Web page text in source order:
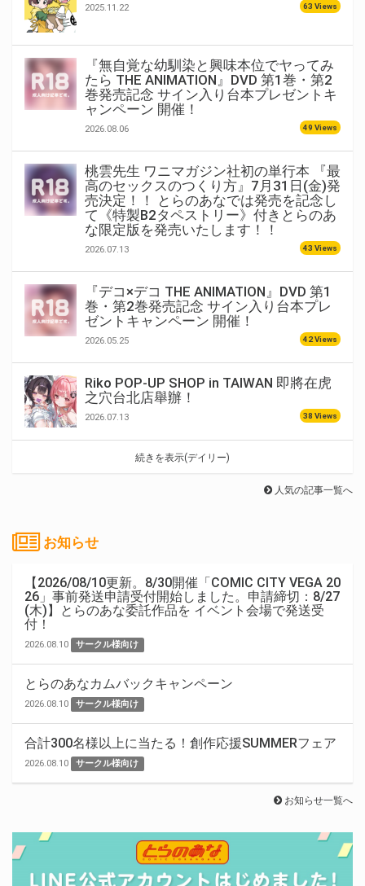
2025.11.22 63 Views
『無自覚な幼馴染と興味本位でヤってみ
たら THE ANIMATION』DVD 第1巻・第2
巻発売記念 サイン入り台本プレゼントキ
ャンペーン 開催！
2026.08.06 49 Views
桃雲先生 ワニマガジン社初の単行本 『最
高のセックスのつくり方』7月31日(金)発
売決定！！ とらのあなでは発売を記念し
て《特製B2タペストリー》付きとらのあ
な限定版を発売いたします！！
2026.07.13 43 Views
『デコ×デコ THE ANIMATION』DVD 第1
巻・第2巻発売記念 サイン入り台本プレ
ゼントキャンペーン 開催！
2026.05.25 42 Views
Riko POP-UP SHOP in TAIWAN 即將在虎
之穴台北店舉辦！
2026.07.13 38 Views
続きを表示(デイリー)
人気の記事一覧へ
お知らせ
【2026/08/10更新。8/30開催「COMIC CITY VEGA 20
26」事前発送申請受付開始しました。申請締切：8/27
(木)】とらのあな委託作品を イベント会場で発送受
付！
2026.08.10 サークル様向け
とらのあなカムバックキャンペーン
2026.08.10 サークル様向け
合計300名様以上に当たる！創作応援SUMMERフェア
2026.08.10 サークル様向け
お知らせ一覧へ